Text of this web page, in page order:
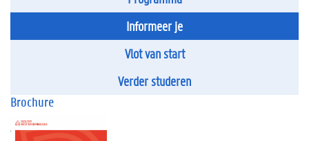
Informeer je
Vlot van start
Verder studeren
Brochure